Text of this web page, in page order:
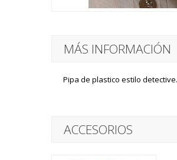
MÁS INFORMACIÓN
Pipa de plastico estilo detective.
ACCESORIOS